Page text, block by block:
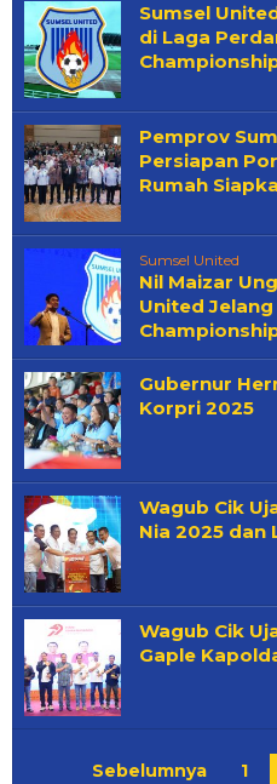
Sumsel
di Laga
Pemprov
Persiapan
Rumah
Sumsel United
Nil Maizar
United
Gubernur
Korpri 2025
Wagub Cik
Nia 2025 dan
Wagub Cik
Gaple
Sebelumnya 1